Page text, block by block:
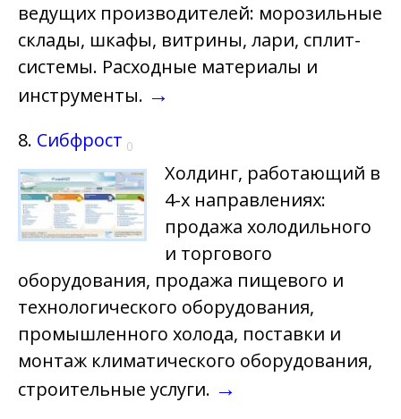
ведущих производителей: морозильные
склады, шкафы, витрины, лари, сплит-
системы. Расходные материалы и
инструменты. →
8. Сибфрост 0
Холдинг, работающий в
4-х направлениях:
продажа холодильного
и торгового
оборудования, продажа пищевого и
технологического оборудования,
промышленного холода, поставки и
монтаж климатического оборудования,
строительные услуги. →